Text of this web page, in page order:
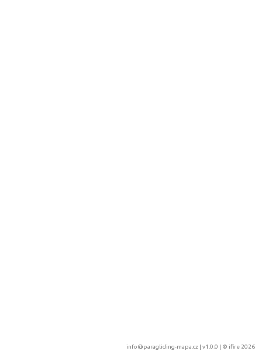
info@paragliding-mapa.cz | v1.0.0 | © ifire 2026